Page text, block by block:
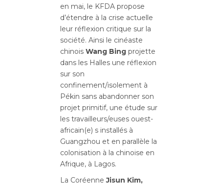
en mai, le KFDA propose
d’étendre à la crise actuelle
leur réflexion critique sur la
société. Ainsi le cinéaste
chinois Wang Bing projette
dans les Halles une réflexion
sur son
confinement/isolement à
Pékin sans abandonner son
projet primitif, une étude sur
les travailleurs/euses ouest-
africain(e) s installés à
Guangzhou et en parallèle la
colonisation à la chinoise en
Afrique, à Lagos.
La CoréenneJisun Kim,